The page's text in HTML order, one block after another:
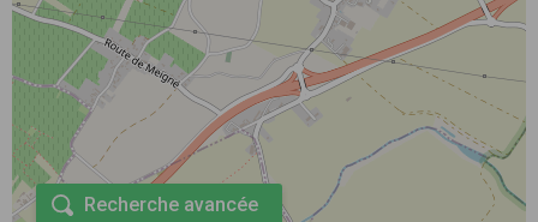
Recherche avancée